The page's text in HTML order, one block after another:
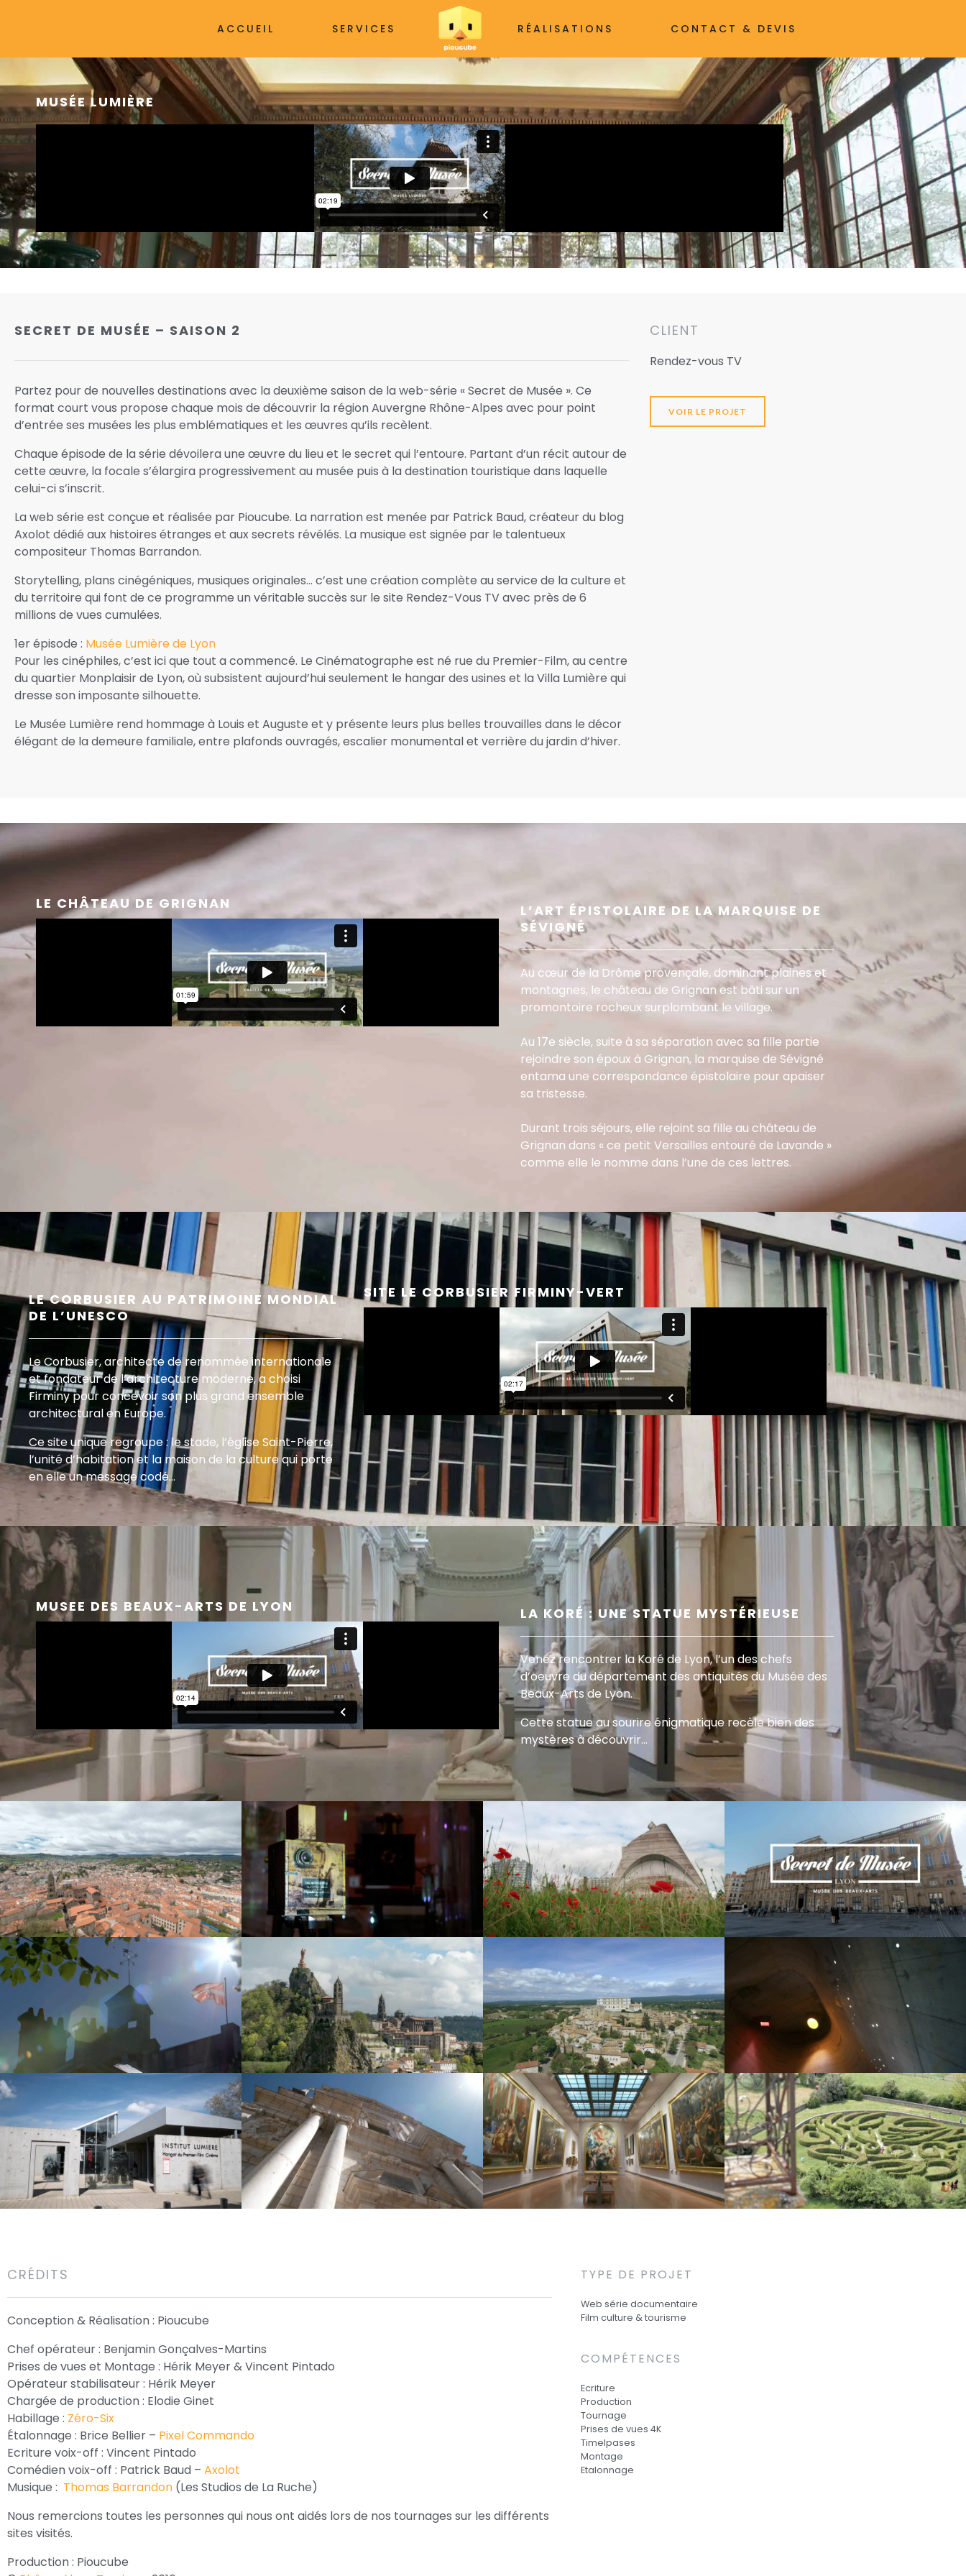
ACCUEIL SERVICES RÉALISATIONS CONTACT & DEVIS
MUSÉE LUMIÈRE
SECRET DE MUSÉE – SAISON 2
Partez pour de nouvelles destinations avec la deuxième saison de la web-série « Secret de Musée ». Ce
format court vous propose chaque mois de découvrir la région Auvergne Rhône-Alpes avec pour point
d’entrée ses musées les plus emblématiques et les œuvres qu’ils recèlent.
Chaque épisode de la série dévoilera une œuvre du lieu et le secret qui l’entoure. Partant d’un récit autour de
cette œuvre, la focale s’élargira progressivement au musée puis à la destination touristique dans laquelle
celui-ci s’inscrit.
La web série est conçue et réalisée par Pioucube. La narration est menée par Patrick Baud, créateur du blog
Axolot dédié aux histoires étranges et aux secrets révélés. La musique est signée par le talentueux
compositeur Thomas Barrandon.
Storytelling, plans cinégéniques, musiques originales… c’est une création complète au service de la culture et
du territoire qui font de ce programme un véritable succès sur le site Rendez-Vous TV avec près de 6
millions de vues cumulées.
1er épisode : Musée Lumière de Lyon
Pour les cinéphiles, c’est ici que tout a commencé. Le Cinématographe est né rue du Premier-Film, au centre
du quartier Monplaisir de Lyon, où subsistent aujourd’hui seulement le hangar des usines et la Villa Lumière qui
dresse son imposante silhouette.
Le Musée Lumière rend hommage à Louis et Auguste et y présente leurs plus belles trouvailles dans le décor
élégant de la demeure familiale, entre plafonds ouvragés, escalier monumental et verrière du jardin d’hiver.
CLIENT
Rendez-vous TV
VOIR LE PROJET
LE CHÂTEAU DE GRIGNAN
L’ART ÉPISTOLAIRE DE LA MARQUISE DE
SÉVIGNÉ
Au cœur de la Drôme provençale, dominant plaines et
montagnes, le château de Grignan est bâti sur un
promontoire rocheux surplombant le village.
Au 17e siècle, suite à sa séparation avec sa fille partie
rejoindre son époux à Grignan, la marquise de Sévigné
entama une correspondance épistolaire pour apaiser
sa tristesse.
Durant trois séjours, elle rejoint sa fille au château de
Grignan dans « ce petit Versailles entouré de Lavande »
comme elle le nomme dans l’une de ces lettres.
LE CORBUSIER AU PATRIMOINE MONDIAL
DE L’UNESCO
Le Corbusier, architecte de renommée internationale
et fondateur de l’architecture moderne, a choisi
Firminy pour concevoir son plus grand ensemble
architectural en Europe.
Ce site unique regroupe : le stade, l’église Saint-Pierre,
l’unité d’habitation et la maison de la culture qui porte
en elle un message codé…
SITE LE CORBUSIER FIRMINY-VERT
MUSEE DES BEAUX-ARTS DE LYON LA KORÉ : UNE STATUE MYSTÉRIEUSE
Venez rencontrer la Koré de Lyon, l’un des chefs
d’oeuvre du département des antiquités du Musée des
Beaux-Arts de Lyon.
Cette statue au sourire énigmatique recèle bien des
mystères à découvrir…
CRÉDITS
Conception & Réalisation : Pioucube
Chef opérateur : Benjamin Gonçalves-Martins
Prises de vues et Montage : Hérik Meyer & Vincent Pintado
Opérateur stabilisateur : Hérik Meyer
Chargée de production : Elodie Ginet
Habillage : Zéro-Six
Étalonnage : Brice Bellier – Pixel Commando
Ecriture voix-off : Vincent Pintado
Comédien voix-off : Patrick Baud – Axolot
Musique : Thomas Barrandon (Les Studios de La Ruche)
Nous remercions toutes les personnes qui nous ont aidés lors de nos tournages sur les différents
sites visités.
Production : Pioucube
TYPE DE PROJET
Web série documentaire
Film culture & tourisme
COMPÉTENCES
Ecriture
Production
Tournage
Prises de vues 4K
Timelpases
Montage
Etalonnage